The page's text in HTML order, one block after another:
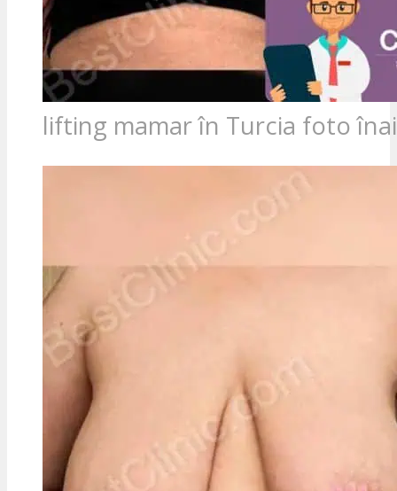
lifting mamar în Turcia foto